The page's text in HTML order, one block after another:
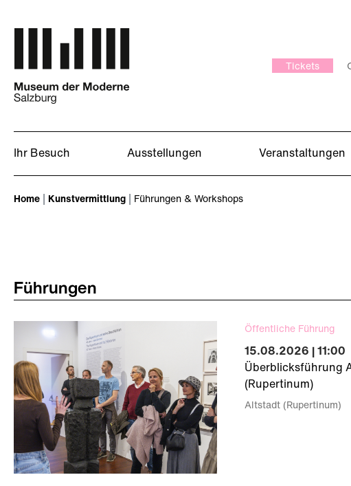
Tickets
Ihr Besuch Ausstellungen Veranstaltungen
Home Kunstvermittlung Führungen & Workshops
Führungen
Öffentliche Führung
15.08.2026 | 11:00
Überblicksführung
(Rupertinum)
Altstadt (Rupertinum)